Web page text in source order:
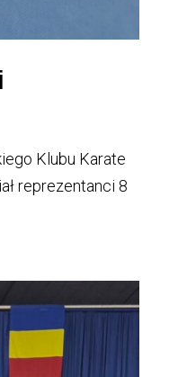
Klubu Karate
reprezentanci 8